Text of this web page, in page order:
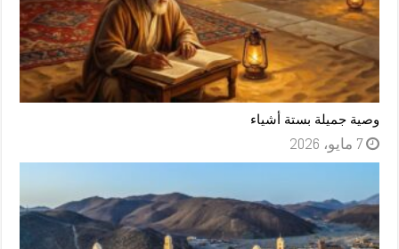
وصية جميلة بستة أشياء
7 مايو، 2026